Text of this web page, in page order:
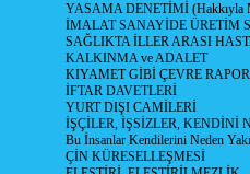
YASAMA DENETİMİ (Hakkıyla
İMALAT SANAYİDE ÜRETİM
SAĞLIKTA İLLER ARASI
KALKINMA ve ADALET
KIYAMET GİBİ ÇEVRE
İFTAR DAVETLERİ
YURT DIŞI CAMİLERİ
İŞÇİLER, İŞSİZLER, KENDİNİ
Bu İnsanlar Kendilerini Neden
ÇİN KÜRESELLEŞMESİ